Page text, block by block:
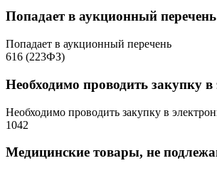
Попадает в аукционный перечень
Попадает в аукционный перечень
616 (223ФЗ)
Необходимо проводить закупку
Необходимо проводить закупку в
1042
Медицинские товары, не